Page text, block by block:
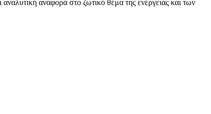
αναφορά στο ζωτικό θέμα της ενέργειας και των